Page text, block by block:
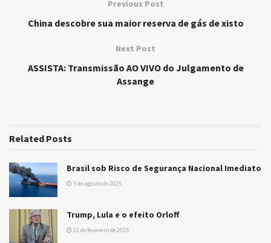
Previous Post
China descobre sua maior reserva de gás de xisto
Next Post
ASSISTA: Transmissão AO VIVO do Julgamento de
Assange
Related Posts
Brasil sob Risco de Segurança Nacional Imediato
5 de agosto de 2025
Trump, Lula e o efeito Orloff
21 de fevereiro de 2025